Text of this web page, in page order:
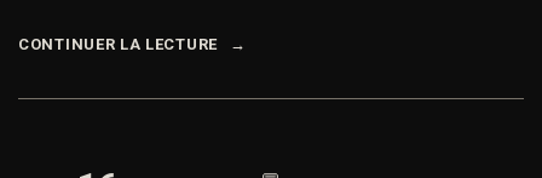
CONTINUER LA LECTURE